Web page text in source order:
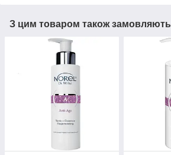
З цим товаром також замовляють